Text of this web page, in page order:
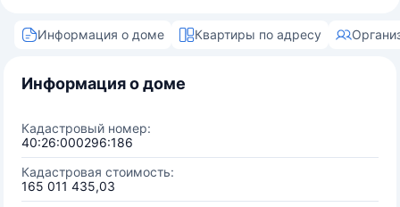
Информация о доме Квартиры по адресу
Информация о доме
Кадастровый номер:
40:26:000296:186
Кадастровая стоимость:
165 011 435,03